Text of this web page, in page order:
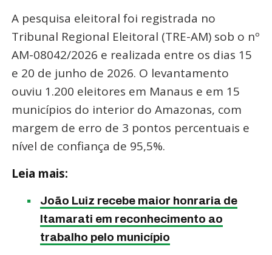
A pesquisa eleitoral foi registrada no
Tribunal Regional Eleitoral (TRE-AM) sob o nº
AM-08042/2026 e realizada entre os dias 15
e 20 de junho de 2026. O levantamento
ouviu 1.200 eleitores em Manaus e em 15
municípios do interior do Amazonas, com
margem de erro de 3 pontos percentuais e
nível de confiança de 95,5%.
Leia mais:
João Luiz recebe maior honraria de
Itamarati em reconhecimento ao
trabalho pelo município